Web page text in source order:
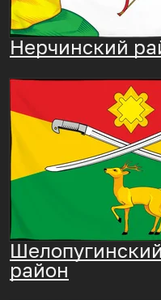
Нерчинский
Шелопугинский
район